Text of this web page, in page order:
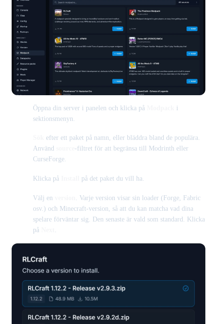
Öppna din server i panelen och klicka på
i
sektionsmenyn.
efter ett paket på namn, eller bläddra bland de populära.
Använd
-filtret för att begränsa till Modrinth eller
CurseForge.
Klicka på på det paket du vill ha.
Välj en
. Varje version visar sin loader (Forge, Fabric
osv.) och Minecraft-version, så att du kan matcha vad dina
spelare förväntar sig. Den senaste är vald som standard. Klicka
på